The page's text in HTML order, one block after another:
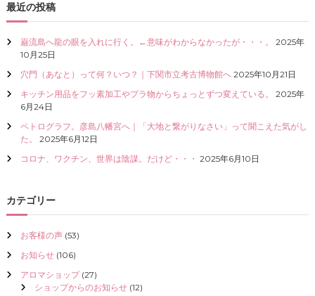
ン
最近の投稿
巌流島へ龍の眼を入れに行く。←意味がわからなかったが・・・。
2025年
10月25日
穴門（あなと）って何？いつ？｜下関市立考古博物館へ 2025年10月21日
キッチン用品をフッ素加工やプラ物からちょっとずつ変えている。
2025年
6月24日
ペトログラフ。彦島八幡宮へ｜「大地と繋がりなさい」って聞こえた気がし
た。
2025年6月12日
コロナ、ワクチン、世界は陰謀。だけど・・・ 2025年6月10日
カテゴリー
お客様の声(53)
お知らせ(106)
アロマショップ(27)
ショップからのお知らせ(12)